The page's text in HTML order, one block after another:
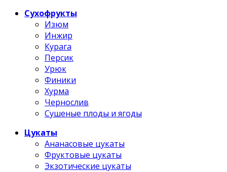
Сухофрукты
Изюм
Инжир
Курага
Персик
Урюк
Финики
Хурма
Чернослив
Сушеные плоды и ягоды
Цукаты
Ананасовые цукаты
Фруктовые цукаты
Экзотические цукаты